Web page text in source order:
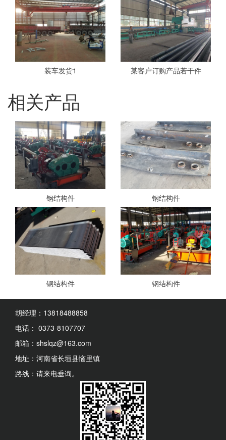
装车发货1 某客户订购产品若干件
相关产品
钢结构件 钢结构件
钢结构件 钢结构件
胡经理：13818488858
电话： 0373-8107707
邮箱：shslqz@163.com
地址：河南省长垣县恼里镇
路线：请来电垂询。